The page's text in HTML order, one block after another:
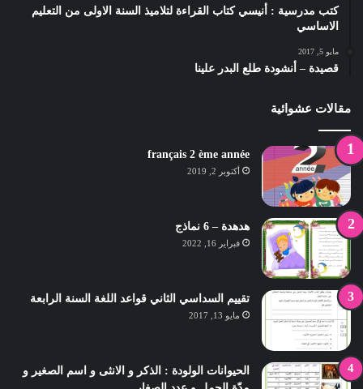
كتب مدرسية : أنيسي كتاب القراءة لتلاميذ السنة الاولى من التعليم
الاساسي
مايو 5, 2017
قصيدة – أنشودة طلع البدر علينا
مقالات عشوائية
français 2 ème année
أكتوبر 2, 2019
هدهدة – 6 نماذج
فبراير 16, 2022
تقييم السداسي الثاني قواعد اللغة السنة الرابعة
مايو 13, 2017
الحيوانات الولودة : الذكر و الانثى و اسم الصغير و